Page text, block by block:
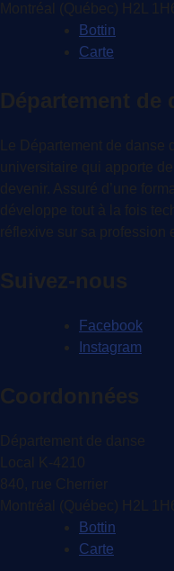
Montréal (Québec) H2L
Bottin
Carte
Département de
Le Département de danse
universitaire qui apporte
devenir. Assuré d’une
développe tout à la fois
réflexive sur sa profession
Suivez-nous
Facebook
Instagram
Coordonnées
Département de danse
Local K-4210
840, rue Cherrier
Montréal (Québec) H2L
Bottin
Carte